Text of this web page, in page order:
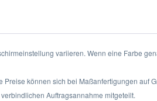
variieren. Wenn eine Farbe
Preise können sich bei Maßanfertigungen auf
Auftragsannahme mitgeteilt.